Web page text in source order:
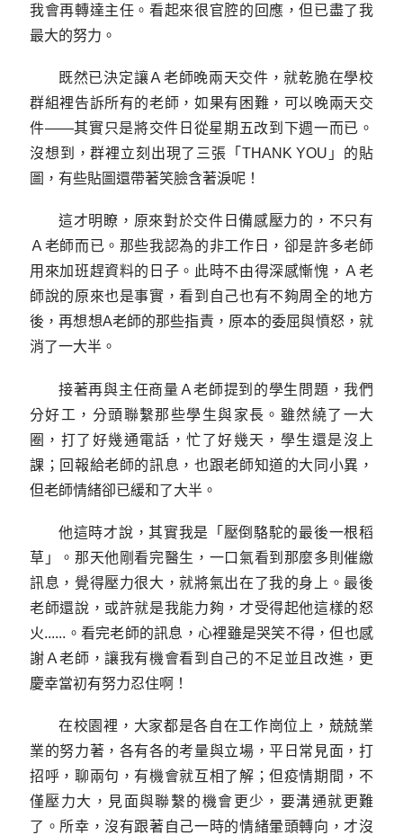
我會再轉達主任。看起來很官腔的回應，但已盡了我
最大的努力。
既然已決定讓Ａ老師晚兩天交件，就乾脆在學校
群組裡告訴所有的老師，如果有困難，可以晚兩天交
件——其實只是將交件日從星期五改到下週一而已。
沒想到，群裡立刻出現了三張「THANK YOU」的貼
圖，有些貼圖還帶著笑臉含著淚呢！
這才明瞭，原來對於交件日備感壓力的，不只有
Ａ老師而已。那些我認為的非工作日，卻是許多老師
用來加班趕資料的日子。此時不由得深感慚愧，Ａ老
師說的原來也是事實，看到自己也有不夠周全的地方
後，再想想A老師的那些指責，原本的委屈與憤怒，就
消了一大半。
接著再與主任商量Ａ老師提到的學生問題，我們
分好工，分頭聯繫那些學生與家長。雖然繞了一大
圈，打了好幾通電話，忙了好幾天，學生還是沒上
課；回報給老師的訊息，也跟老師知道的大同小異，
但老師情緒卻已緩和了大半。
他這時才說，其實我是「壓倒駱駝的最後一根稻
草」。那天他剛看完醫生，一口氣看到那麼多則催繳
訊息，覺得壓力很大，就將氣出在了我的身上。最後
老師還說，或許就是我能力夠，才受得起他這樣的怒
火......。看完老師的訊息，心裡雖是哭笑不得，但也感
謝Ａ老師，讓我有機會看到自己的不足並且改進，更
慶幸當初有努力忍住啊！
在校園裡，大家都是各自在工作崗位上，兢兢業
業的努力著，各有各的考量與立場，平日常見面，打
招呼，聊兩句，有機會就互相了解；但疫情期間，不
僅壓力大，見面與聯繫的機會更少，要溝通就更難
了。所幸，沒有跟著自己一時的情緒暈頭轉向，才沒